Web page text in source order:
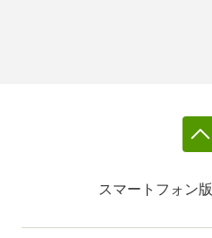
スマートフォン版